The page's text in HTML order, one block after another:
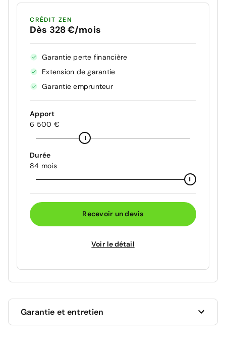
CRÉDIT ZEN
Dès 328 €/mois
Garantie perte financière
Extension de garantie
Garantie emprunteur
Apport
6 500 €
Durée
84 mois
Recevoir un devis
Voir le détail
Garantie et entretien